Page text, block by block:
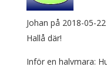
Johan på 2018-05-
Hallå där!
Inför en halvmara: